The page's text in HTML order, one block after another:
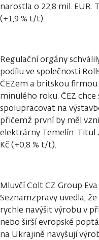
narostla o 22,8 mil. EUR.
(+1,9 % t/t).
Regulační orgány
podílu ve společnosti
ČEZem a britskou
minulého roku. ČEZ
spolupracovat na
přičemž první by měl
elektrárny Temelín. Titul
Kč (+0,8 % t/t).
Mluvčí Colt CZ Group
Seznamzpravy uvedla,
rychle navýšit výrobu v
nebo širší evropské
na Ukrajině navyšují